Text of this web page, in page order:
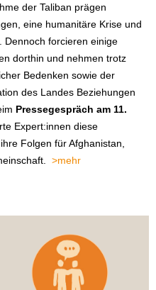
der Taliban prägen
eine humanitäre Krise und
Dennoch forcieren einige
dorthin und nehmen trotz
Bedenken sowie der
des Landes Beziehungen
Pressegespräch am 11.
Expert:innen diese
Folgen für Afghanistan,
>mehr